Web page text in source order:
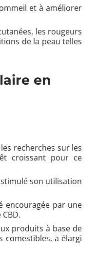
et à améliorer
les rougeurs
de la peau telles
en
recherches sur les
croissant pour ce
stimulé son utilisation
encouragée par une
produits à base de
comestibles, a élargi